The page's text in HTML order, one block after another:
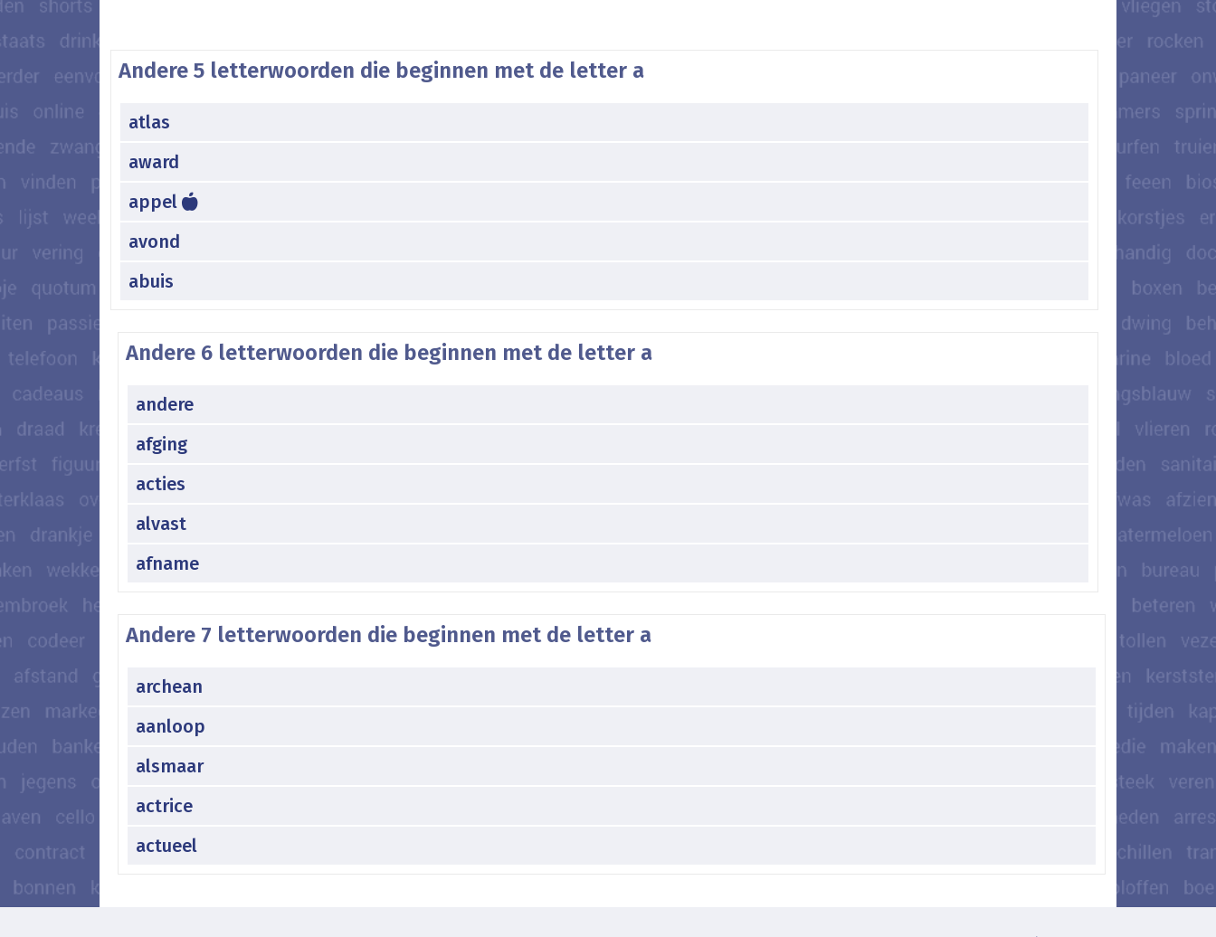
Andere 5 letterwoorden die beginnen met de letter a
atlas
award
appel
avond
abuis
Andere 6 letterwoorden die beginnen met de letter a
andere
afging
acties
alvast
afname
Andere 7 letterwoorden die beginnen met de letter a
archean
aanloop
alsmaar
actrice
actueel